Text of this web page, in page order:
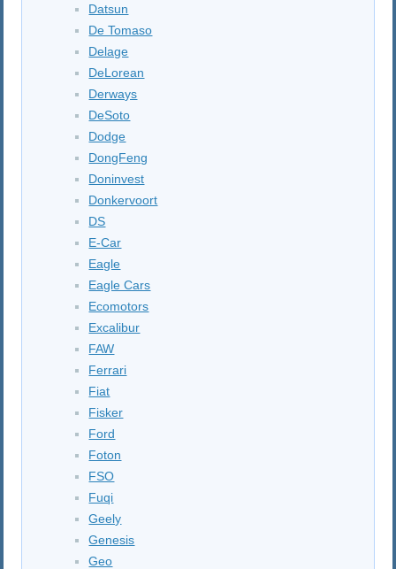
Datsun
De Tomaso
Delage
DeLorean
Derways
DeSoto
Dodge
DongFeng
Doninvest
Donkervoort
DS
E-Car
Eagle
Eagle Cars
Ecomotors
Excalibur
FAW
Ferrari
Fiat
Fisker
Ford
Foton
FSO
Fuqi
Geely
Genesis
Geo